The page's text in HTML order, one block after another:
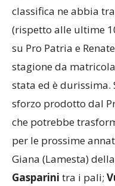
classifica ne abbia
(rispetto alle ultime
su Pro Patria e
stagione da
stata ed è durissima.
sforzo prodotto dal
che potrebbe
per le prossime
Giana (Lamesta)
Gasparini tra i pali;